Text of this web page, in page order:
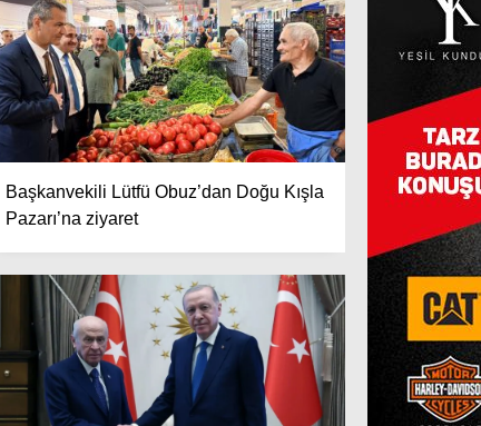
Başkanvekili Lütfü Obuz’dan Doğu Kışla
Pazarı’na ziyaret